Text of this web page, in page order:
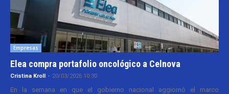
Empresas
Elea compra portafolio oncológico a Celnova
Cristina Kroll - 20/03/2026 10:30
En la semana en que el gobierno nacional aggiornó el marco